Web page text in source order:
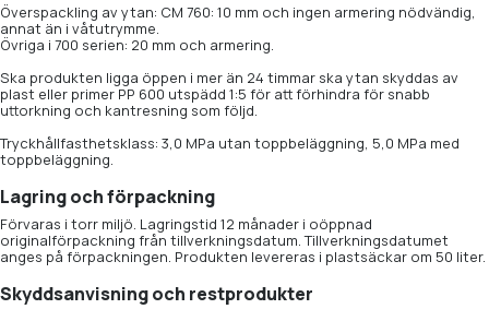
Överspackling av ytan: CM 760: 10 mm och ingen armering nödvändig,
annat än i våtutrymme.
Övriga i 700 serien: 20 mm och armering.
Ska produkten ligga öppen i mer än 24 timmar ska ytan skyddas av
plast eller primer PP 600 utspädd 1:5 för att förhindra för snabb
uttorkning och kantresning som följd.
Tryckhållfasthetsklass: 3,0 MPa utan toppbeläggning, 5,0 MPa med
toppbeläggning.
Lagring och förpackning
Förvaras i torr miljö. Lagringstid 12 månader i oöppnad
originalförpackning från tillverkningsdatum. Tillverkningsdatumet
anges på förpackningen. Produkten levereras i plastsäckar om 50 liter.
Skyddsanvisning och restprodukter